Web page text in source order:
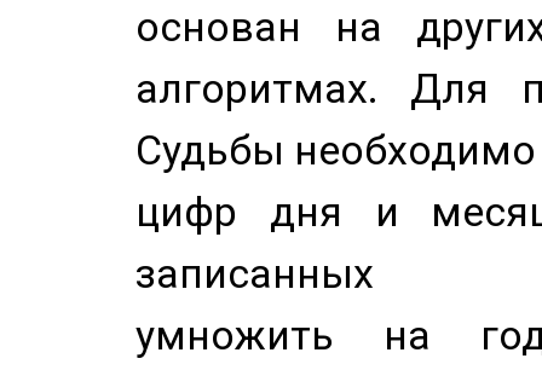
основан на
алгоритмах. Для
Судьбы
цифр дня и
записанных
умножить на